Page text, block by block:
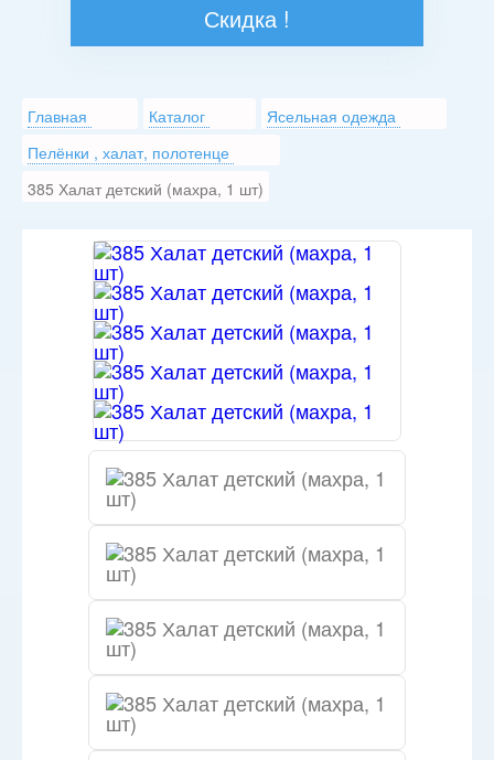
Скидка !
Главная Каталог
Ясельная одежда
Пелёнки , халат, полотенце
385 Халат детский (махра, 1 шт)